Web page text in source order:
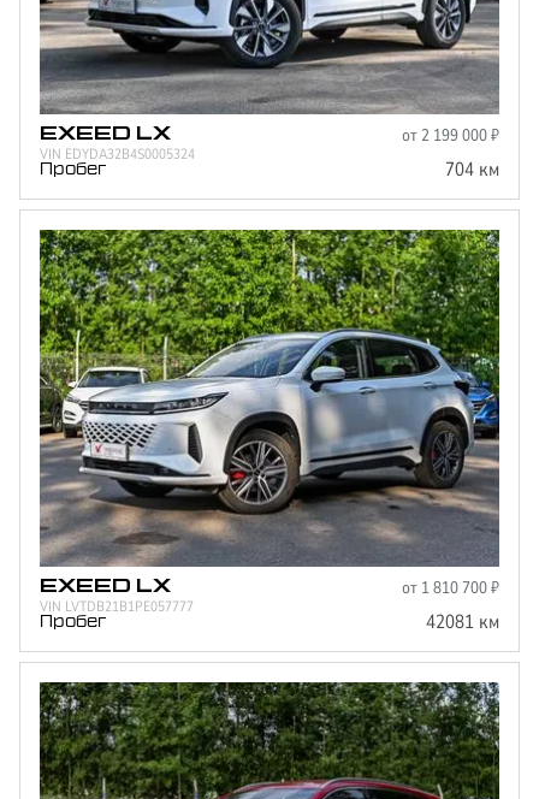
EXEED LX от 2 199 000₽
VIN EDYDA32B4S0005324
Пробег 704 км
EXEED LX от 1 810 700₽
VIN LVTDB21B1PE057777
Пробег 42081 км